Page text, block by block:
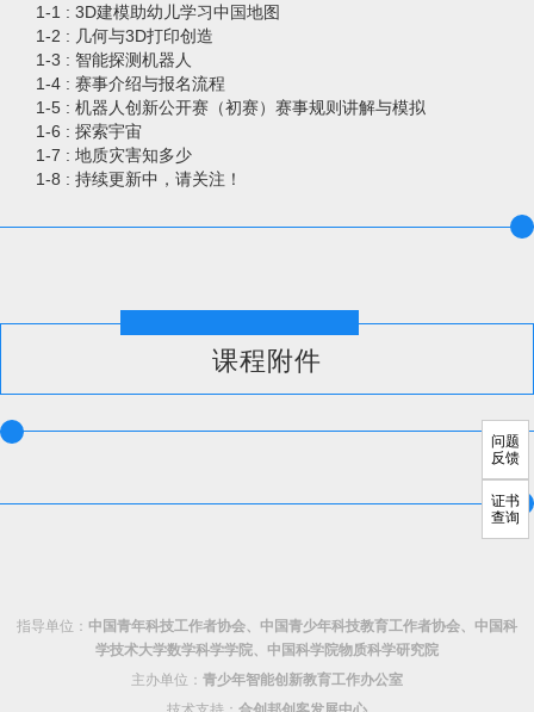
1-1 : 3D建模助幼儿学习中国地图
1-2 : 几何与3D打印创造
1-3 : 智能探测机器人
1-4 : 赛事介绍与报名流程
1-5 : 机器人创新公开赛（初赛）赛事规则讲解与模拟
1-6 : 探索宇宙
1-7 : 地质灾害知多少
1-8 : 持续更新中，请关注！
课程附件
问题
反馈
证书
查询
指导单位： 中国青年科技工作者协会、中国青少年科技教育工作者协会、中国科
学技术大学数学科学学院、中国科学院物质科学研究院
主办单位： 青少年智能创新教育工作办公室